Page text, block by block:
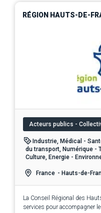
RÉGION HAUTS-DE-
Acteurs publics -
Industrie, Médical -
du transport, Numérique -
Culture, Energie -
France - Hauts-de-
La Conseil Régional des
services pour accompagner